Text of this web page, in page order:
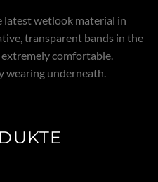
latest wetlook material in
transparent bands in the
comfortable.
wearing underneath.